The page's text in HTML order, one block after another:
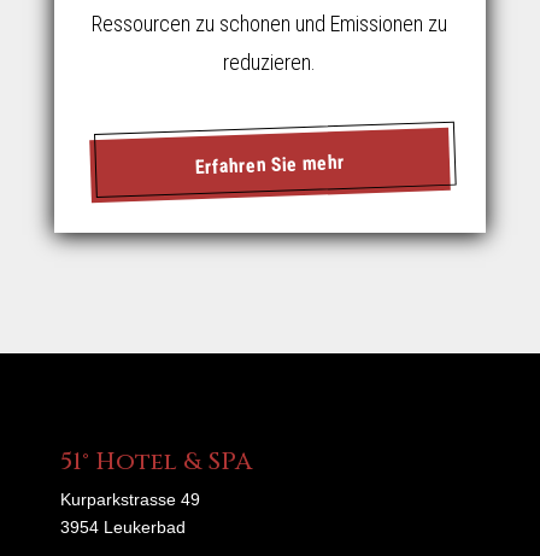
Ressourcen zu schonen und Emissionen zu
reduzieren.
Erfahren Sie mehr
51° Hotel & SPA
Kurparkstrasse 49
3954 Leukerbad